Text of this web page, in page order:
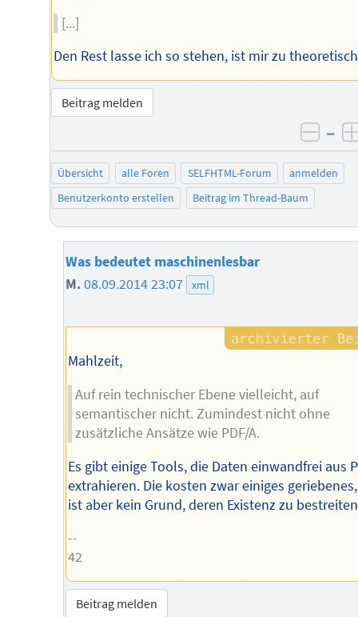
[...]
Den Rest lasse ich so stehen, ist mir zu
Beitrag melden
–
Übersicht alle Foren SELFHTML-Forum
anmelden
Benutzerkonto erstellen
Beitrag im Thread-Baum
Was bedeutet maschinenlesbar
M.08.09.2014 23:07 xml
Mahlzeit,
Auf rein technischer Ebene vielleicht, auf
semantischer nicht. Zumindest nicht ohne
zusätzliche Ansätze wie PDF/A.
Es gibt einige Tools, die Daten einwandfrei aus
extrahieren. Die kosten zwar einiges
ist aber kein Grund, deren Existenz zu
--
42
Beitrag melden